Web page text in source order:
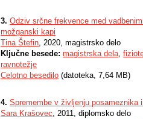
3. Odziv srčne frekvence med
možganski kapi
Tina Štefin, 2020, magistrsko delo
Ključne besede: magistrska dela,
ravnotežje
Celotno besedilo (datoteka, 7,64 MB)
4. Spremembe v življenju posameznika
Sara Krašovec, 2011, diplomsko delo